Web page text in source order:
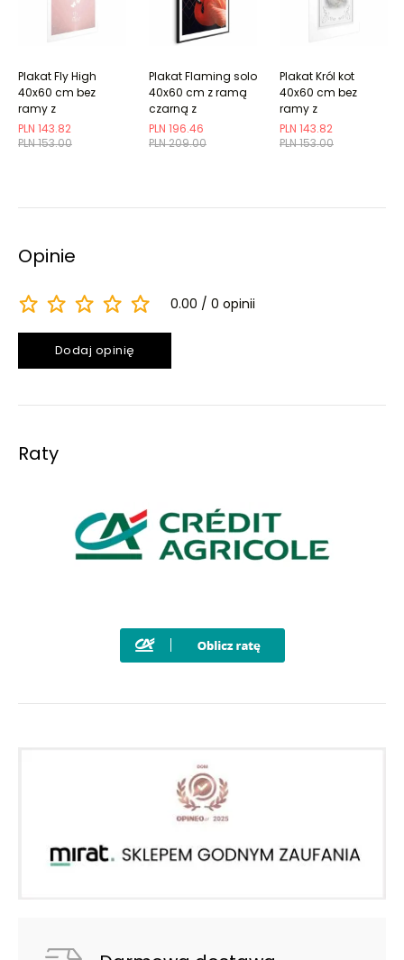
PLN 153.00
PLN 143.82
Plakat Fly High
40x60 cm bez
ramy z
marginesem
PLN 209.00
PLN 196.46
Plakat Flaming solo
40x60 cm z ramą
czarną z
marginesem
PLN 153.00
PLN 143.82
Plakat Król kot
40x60 cm bez
ramy z
marginesem
Opinie
0.00 0 opinii
Dodaj opinię
Raty